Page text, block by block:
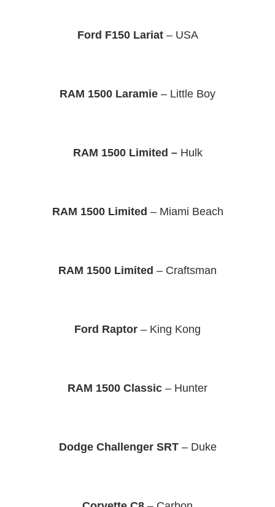
Ford F150 Lariat – USA
RAM 1500 Laramie – Little Boy
RAM 1500 Limited – Hulk
RAM 1500 Limited – Miami Beach
RAM 1500 Limited – Craftsman
Ford Raptor – King Kong
RAM 1500 Classic – Hunter
Dodge Challenger SRT – Duke